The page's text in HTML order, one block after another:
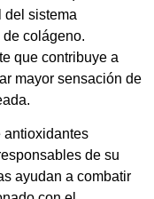
del sistema
colágeno.
que contribuye a
mayor sensación de
antioxidantes
de su
ayudan a combatir